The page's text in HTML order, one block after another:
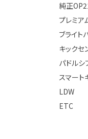
純正
プレミア
ブライト
キックセ
パドルシ
スマート
LDW
ETC